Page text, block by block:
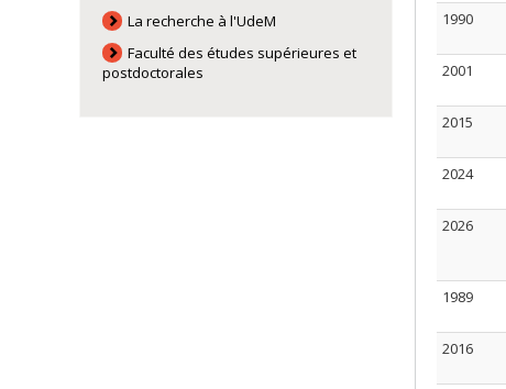
1990
2001
2015
2024
2026
1989
2016
La recherche à l'UdeM
Faculté des études supérieures et
postdoctorales